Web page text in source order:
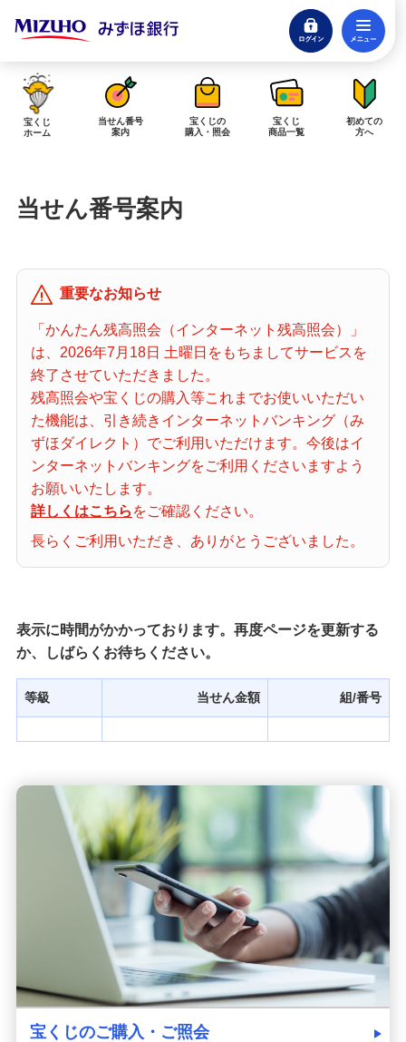
ログイン
閉じる
みずほダイレクトログイン
当せん金の受取方法について
購入した宝くじの確認方法について
「代金が引き落としされない」「購入明細に表示されない」にお答えしま
す。
宝くじホーム
当せん番号案内
宝くじの購入・照会
宝くじ商品一覧
初めての方へ
みずほ銀行店舗・ATM
発売スケジュール
みずほ銀行について
宝くじ
ホーム
当せん番号
案内
宝くじの
購入・照会
宝くじ
商品一覧
初めての
方へ
当せん番号案内
重要なお知らせ
「かんたん残高照会（インターネット残高照会）」
は、2026年7月18日 土曜日をもちましてサービスを
終了させていただきました。
残高照会や宝くじの購入等これまでお使いいただい
た機能は、引き続きインターネットバンキング（み
ずほダイレクト）でご利用いただけます。今後はイ
ンターネットバンキングをご利用くださいますよう
お願いいたします。
詳しくはこちら をご確認ください。
長らくご利用いただき、ありがとうございました。
表示に時間がかかっております。再度ページを更新する
か、しばらくお待ちください。
等級 当せん金額 組/番号
宝くじのご購入・ご照会